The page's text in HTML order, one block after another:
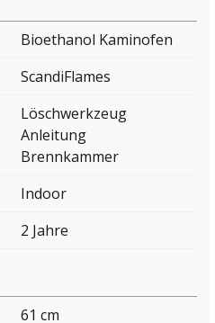
Bioethanol Kaminofen
ScandiFlames
Löschwerkzeug
Anleitung
Brennkammer
Indoor
2 Jahre
61 cm